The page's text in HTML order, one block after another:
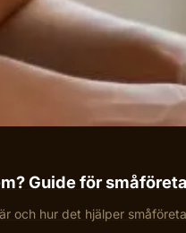
Guide för
och hur det hjälper